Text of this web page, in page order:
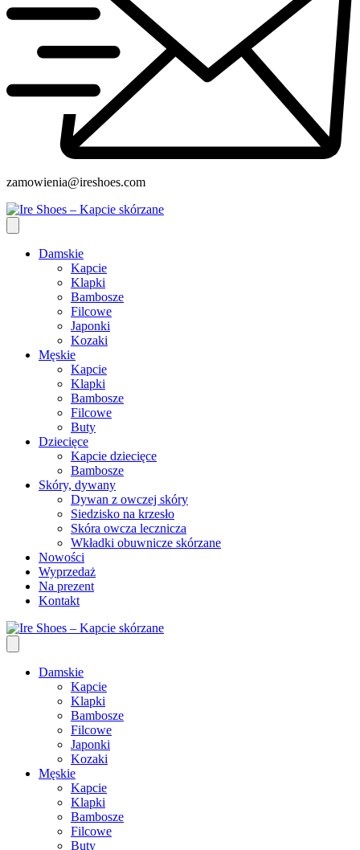
zamowienia@ireshoes.com
Damskie
Kapcie
Klapki
Bambosze
Filcowe
Japonki
Kozaki
Męskie
Kapcie
Klapki
Bambosze
Filcowe
Buty
Dziecięce
Kapcie dziecięce
Bambosze
Skóry, dywany
Dywan z owczej skóry
Siedzisko na krzesło
Skóra owcza lecznicza
Wkładki obuwnicze skórzane
Nowości
Wyprzedaż
Na prezent
Kontakt
Damskie
Kapcie
Klapki
Bambosze
Filcowe
Japonki
Kozaki
Męskie
Kapcie
Klapki
Bambosze
Filcowe
Buty